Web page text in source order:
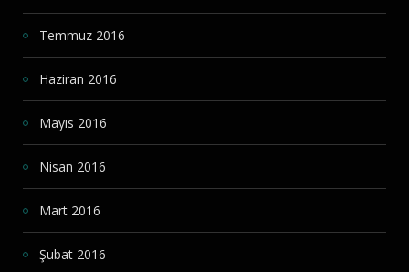
Temmuz 2016
Haziran 2016
Mayıs 2016
Nisan 2016
Mart 2016
Şubat 2016